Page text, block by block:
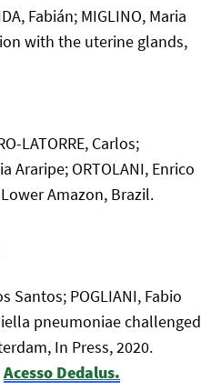
Fabián; MIGLINO, Maria
with the uterine glands,
LATORRE, Carlos;
Araripe; ORTOLANI, Enrico
Amazon, Brazil.
Santos; POGLIANI, Fabio
pneumoniae challenged
In Press, 2020.
Acesso Dedalus.